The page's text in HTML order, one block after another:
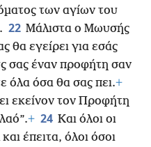
των αγίων του
22 Μάλιστα ο Μωυσής
θα εγείρει για εσάς
σας έναν προφήτη σαν
όλα όσα θα σας πει.+
εκείνον τον Προφήτη
+ 24 Και όλοι οι
έπειτα, όλοι όσοι